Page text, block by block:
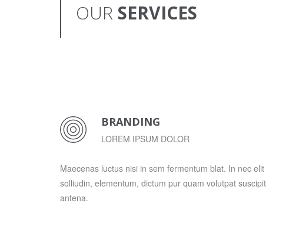
OUR SERVICES
BRANDING
LOREM IPSUM DOLOR
Maecenas luctus nisi in sem fermentum blat. In nec elit
solliudin, elementum, dictum pur quam volutpat suscipit
antena.